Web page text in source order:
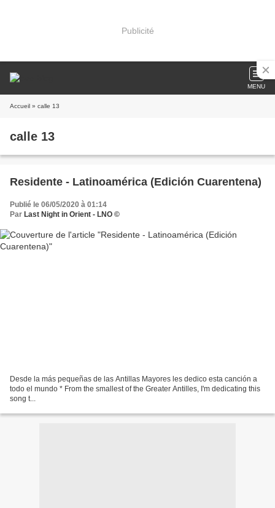
Publicité
MENU
Accueil » calle 13
calle 13
Residente - Latinoamérica (Edición Cuarentena)
Publié le 06/05/2020 à 01:14
Par Last Night in Orient - LNO ©
Desde la más pequeñas de las Antillas Mayores les dedico esta canción a
todo el mundo * From the smallest of the Greater Antilles, I'm dedicating this
song t...